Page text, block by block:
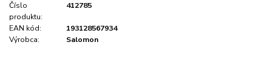
Číslo
produktu:
412785
EAN kód:
193128567934
Výrobca:
Salomon